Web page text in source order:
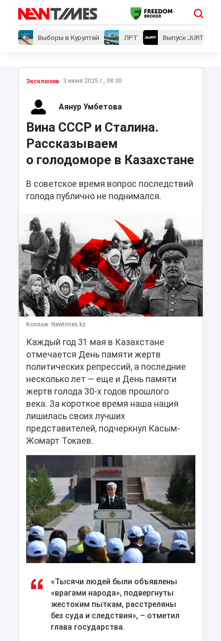
Выборы в Курултай ЛРТ Выпуск JURT
Эксклюзив 3 июня 2025 г., 08:30
Аянур Умбетова
Вина СССР и Сталина.
Рассказываем
о голодоморе в Казахстане
В советское время вопрос последствий
голода публично не поднимался.
Коллаж: Newtimes.kz
Каждый год 31 мая в Казахстане
отмечается День памяти жертв
политических репрессий, а последние
несколько лет — еще и День памяти
жертв голода 30-х годов прошлого
века. За короткое время наша нация
лишилась своих лучших
представителей, подчеркнул Касым-
Жомарт Токаев.
«Тысячи людей были объявлены
«врагами народа», подвергнуты
жестоким пыткам, расстреляны
без суда и следствия», – отметил
глава государства.